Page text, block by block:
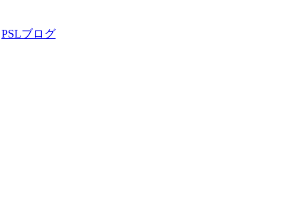
PSLブログ